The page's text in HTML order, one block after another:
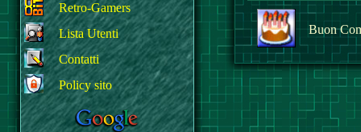
Retro-Gamers
Lista Utenti
Contatti
Policy sito
Buon